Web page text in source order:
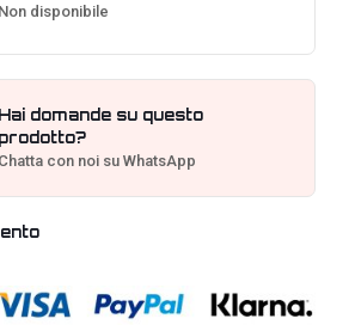
Non disponibile
Hai domande su questo
prodotto?
Chatta con noi su WhatsApp